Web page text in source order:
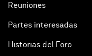
Reuniones
Partes interesadas
Historias del Foro